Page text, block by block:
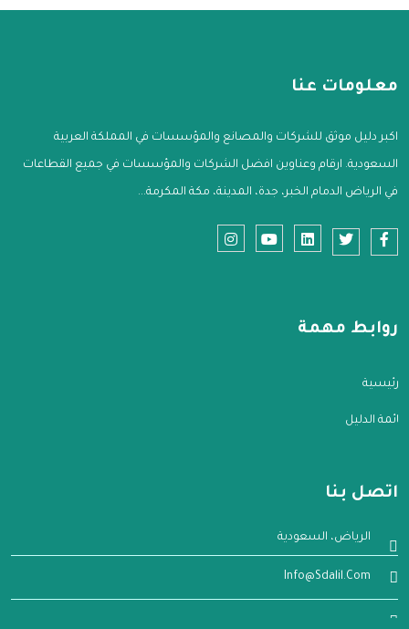
معلومات عنا
اكبر دليل موثق للشركات والمصانع والمؤسسات في المملكة العربية
السعودية. ارقام وعناوين افضل الشركات والمؤسسات في جميع القطاعات
في الرياض الدمام الخبر، جدة، المدينة، مكة المكرمة...
روابط مهمة
الرئيسية
قائمة الدليل
اتصل بنا
الرياض، السعودية
Info@sdalil.com